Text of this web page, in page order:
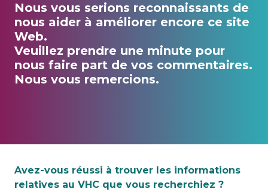
Nous vous serions reconnaissants de
nous aider à améliorer encore ce site
Web.
Veuillez prendre une minute pour
nous faire part de vos commentaires.
Nous vous remercions.
Avez-vous réussi à trouver les informations
relatives au VHC que vous recherchiez ?